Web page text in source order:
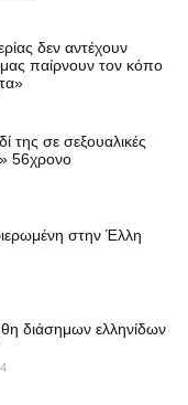
δεν αντέχουν
παίρνουν τον κόπο
της σε σεξουαλικές
56χρονο
στην Έλλη
διάσημων ελληνίδων